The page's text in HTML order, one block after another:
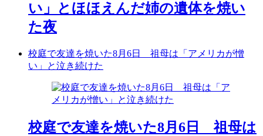
い」とほほえんだ姉の遺体を焼い
た夜
校庭で友達を焼いた8月6日 祖母は「アメリカが憎
い」と泣き続けた
校庭で友達を焼いた8月6日 祖母は